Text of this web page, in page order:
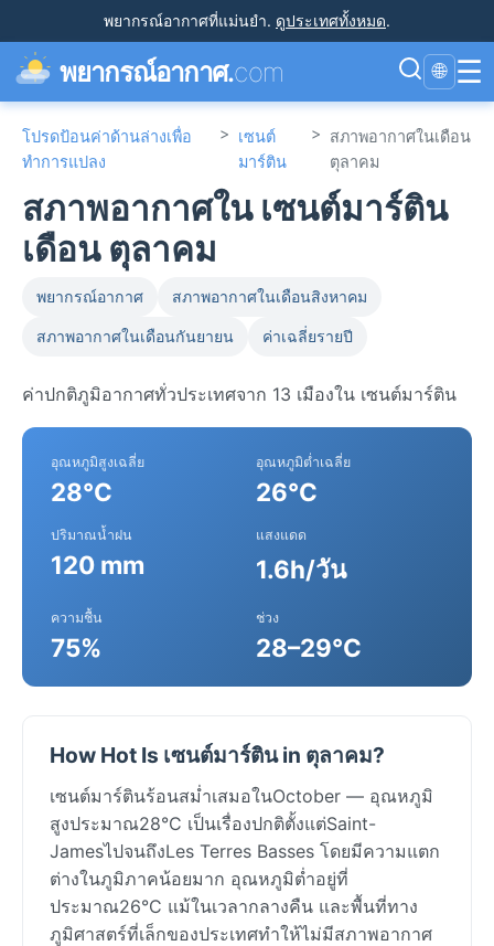
พยากรณ์อากาศที่แม่นยำ. ดูประเทศทั้งหมด.
พยากรณ์อากาศ.com 🌐 ☰
โปรดป้อนค่าด้านล่างเพื่อ
ทำการแปลง
> เซนต์
มาร์ติน
> สภาพอากาศในเดือน
ตุลาคม
สภาพอากาศใน เซนต์มาร์ติน
เดือน ตุลาคม
พยากรณ์อากาศ สภาพอากาศในเดือนสิงหาคม
สภาพอากาศในเดือนกันยายน ค่าเฉลี่ยรายปี
ค่าปกติภูมิอากาศทั่วประเทศจาก 13 เมืองใน เซนต์มาร์ติน
อุณหภูมิสูงเฉลี่ย
28°C
อุณหภูมิต่ำเฉลี่ย
26°C
ปริมาณน้ำฝน
120 mm
แสงแดด
1.6h/วัน
ความชื้น
75%
ช่วง
28–29°C
How Hot Is เซนต์มาร์ติน in ตุลาคม?
เซนต์มาร์ตินร้อนสม่ำเสมอในOctober — อุณหภูมิ
สูงประมาณ28°C เป็นเรื่องปกติตั้งแต่Saint-
JamesไปจนถึงLes Terres Basses โดยมีความแตก
ต่างในภูมิภาคน้อยมาก อุณหภูมิต่ำอยู่ที่
ประมาณ26°C แม้ในเวลากลางคืน และพื้นที่ทาง
ภูมิศาสตร์ที่เล็กของประเทศทำให้ไม่มีสภาพอากาศ